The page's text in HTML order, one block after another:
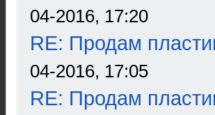
04-2016, 17:20
RE: Продам
04-2016, 17:05
RE: Продам